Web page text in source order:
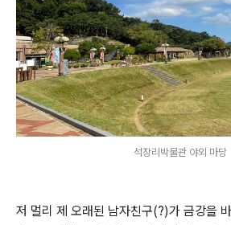
석장리박물관 야외 마당
저 멀리 제 오래된 남자친구(?)가 금강을